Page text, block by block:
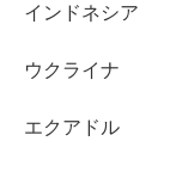
インドネシア
ウクライナ
エクアドル